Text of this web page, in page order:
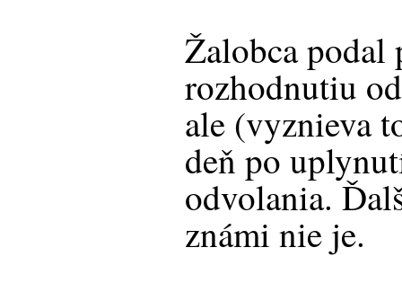
Žalobca
rozhodnutiu
ale (vyznieva
deň po
odvolania.
známi nie je.